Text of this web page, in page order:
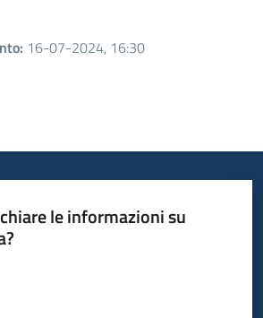
: 16-07-2024, 16:30
le informazioni su